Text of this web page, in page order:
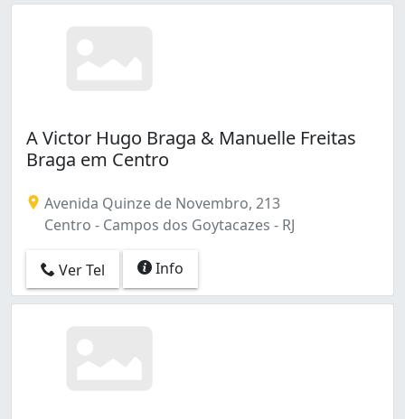
A Victor Hugo Braga & Manuelle Freitas
Braga em Centro
Avenida Quinze de Novembro, 213
Centro - Campos dos Goytacazes - RJ
Ver Tel Info